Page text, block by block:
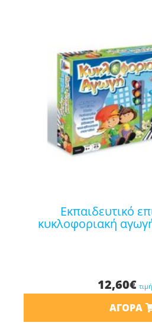
εκπαιδευτικό επιτραπέζιο
κυκλοφοριακή
12,60€
ΑΓΟΡΆ